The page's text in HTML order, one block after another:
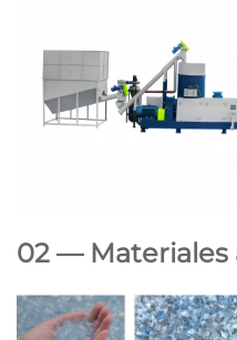
02 — Materiales